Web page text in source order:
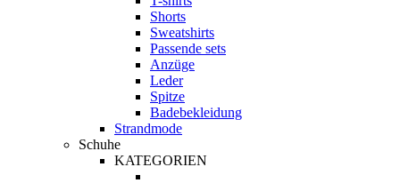
Shorts
Sweatshirts
Passende sets
Anzüge
Leder
Spitze
Badebekleidung
Strandmode
Schuhe
KATEGORIEN